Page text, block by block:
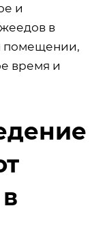
и
в
помещении,
время и